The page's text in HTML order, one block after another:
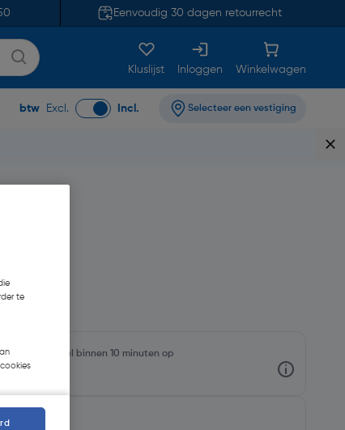
Eenvoudig 30 dagen retourrecht
Kluslijst Inloggen Winkelwagen
btw Excl. Incl. Selecteer een vestiging
en haal binnen 10 minuten op
maandag
te